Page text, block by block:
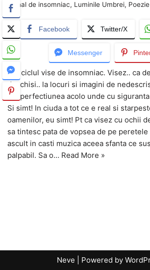
Jurnal de insomniac, Luminile Umbrei, Poezie
Facebook Twitter/X
Messenger
Din ciclul vise de insomniac. Visez.. ca
deschisi.. la locuri si imagini de
om perfectiunea acolo unde cu
Si simt! In ciuda a tot ce e real si
oamenilor, eu simt! Pt ca visez cu ochii
sa tintesc pata de vopsea de pe peretele
ascult in casti muzica aceea sfanta ce
palpabil. Sa o… Read More »
Neve | Powered by